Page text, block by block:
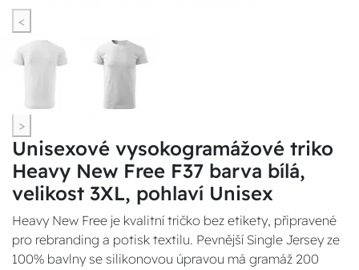
<
>
Unisexové vysokogramážové triko
Heavy New Free F37 barva bílá,
velikost 3XL, pohlaví Unisex
Heavy New Free je kvalitní tričko bez etikety, připravené
pro rebranding a potisk textilu. Pevnější Single Jersey ze
100% bavlny se silikonovou úpravou má gramáž 200